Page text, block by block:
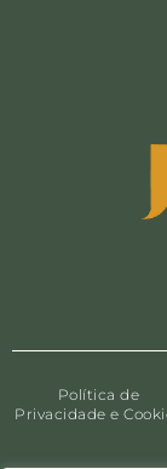
Política de
Privacidade e